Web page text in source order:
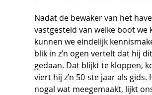
Nadat de bewaker van het
vastgesteld van welke boot we
kunnen we eindelijk
blik in z’n ogen vertelt dat hij
gedaan. Dat blijkt te kloppen,
viert hij z’n 50-ste jaar als gids.
nogal wat meegemaakt, lijkt